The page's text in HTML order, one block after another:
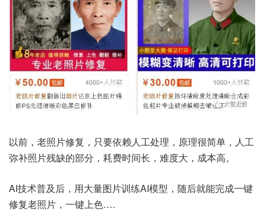
以前，老照片修复，只要依赖人工处理，原理很简单，人工
弥补照片残缺的部分，耗费时间长，难度大，成本高。
AI技术普及后，用大量图片训练AI模型，随后就能完成一键
修复老照片，一键上色….